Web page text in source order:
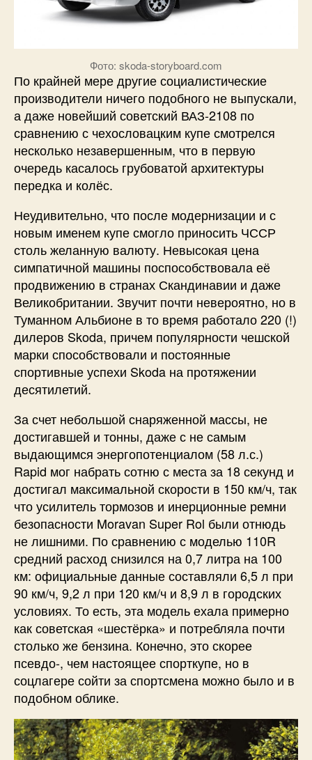
Фото: skoda-storyboard.com
По крайней мере другие социалистические
производители ничего подобного не выпускали,
а даже новейший советский ВАЗ-2108 по
сравнению с чехословацким купе смотрелся
несколько незавершенным, что в первую
очередь касалось грубоватой архитектуры
передка и колёс.
Неудивительно, что после модернизации и с
новым именем купе смогло приносить ЧССР
столь желанную валюту. Невысокая цена
симпатичной машины поспособствовала её
продвижению в странах Скандинавии и даже
Великобритании. Звучит почти невероятно, но в
Туманном Альбионе в то время работало 220 (!)
дилеров Skoda, причем популярности чешской
марки способствовали и постоянные
спортивные успехи Skoda на протяжении
десятилетий.
За счет небольшой снаряженной массы, не
достигавшей и тонны, даже с не самым
выдающимся энергопотенциалом (58 л.с.)
Rapid мог набрать сотню с места за 18 секунд и
достигал максимальной скорости в 150 км/ч, так
что усилитель тормозов и инерционные ремни
безопасности Moravan Super Rol были отнюдь
не лишними. По сравнению с моделью 110R
средний расход снизился на 0,7 литра на 100
км: официальные данные составляли 6,5 л при
90 км/ч, 9,2 л при 120 км/ч и 8,9 л в городских
условиях. То есть, эта модель ехала примерно
как советская «шестёрка» и потребляла почти
столько же бензина. Конечно, это скорее
псевдо-, чем настоящее спорткупе, но в
соцлагере сойти за спортсмена можно было и в
подобном облике.